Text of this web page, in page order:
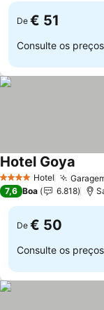
De € 51
Consulte os
4 EstrelasHotel
Hotel Goya
7,6 Boa 6.818
De € 50
Consulte os